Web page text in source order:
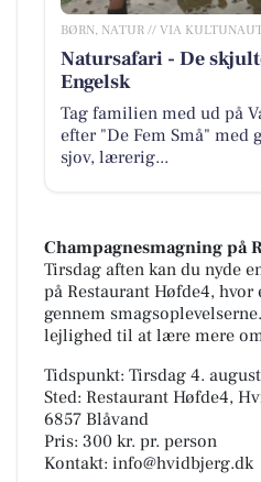
BØRN, NATUR // VIA
Natursafari - De
Engelsk
Tag familien med ud på
efter "De Fem Små" med
sjov, lærerig...
Champagnesmagning på
Tirsdag aften kan du nyde
på Restaurant Høfde4,
gennem
lejlighed til at lære mere
Tidspunkt: Tirsdag 4.
Sted: Restaurant Høfde4,
6857 Blåvand
Pris: 300 kr. pr. person
Kontakt: info@hvidbjerg.dk